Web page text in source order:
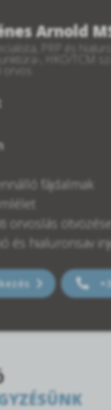
Arnold
PRP és
, HKO/TCM
fájdalmak
orvoslás ötvözése
és hialuronsav